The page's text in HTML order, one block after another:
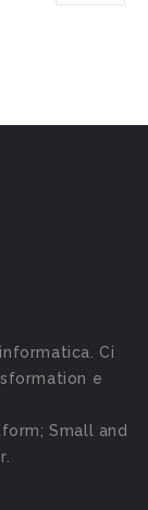
Ci
e
Small and